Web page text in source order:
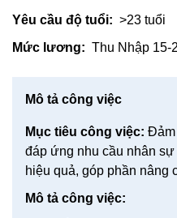
Yêu cầu độ tuổi: >23 tuổi
Mức lương: Thu Nhập 15-
Mô tả công việc
Mục tiêu công việc: Đảm
đáp ứng nhu cầu nhân
hiệu quả, góp phần nâng
Mô tả công việc: